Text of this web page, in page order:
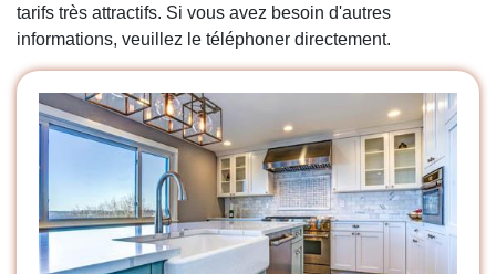
tarifs très attractifs. Si vous avez besoin d'autres
informations, veuillez le téléphoner directement.